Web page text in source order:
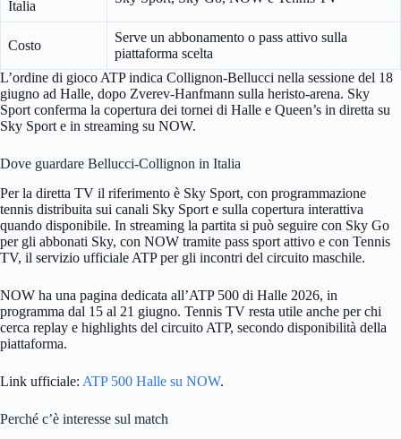
Italia
Costo
Serve un abbonamento o pass attivo sulla
piattaforma scelta
L’ordine di gioco ATP indica Collignon-Bellucci nella sessione del 18
giugno ad Halle, dopo Zverev-Hanfmann sulla heristo-arena. Sky
Sport conferma la copertura dei tornei di Halle e Queen’s in diretta su
Sky Sport e in streaming su NOW.
Dove guardare Bellucci-Collignon in Italia
Per la diretta TV il riferimento è Sky Sport, con programmazione
tennis distribuita sui canali Sky Sport e sulla copertura interattiva
quando disponibile. In streaming la partita si può seguire con Sky Go
per gli abbonati Sky, con NOW tramite pass sport attivo e con Tennis
TV, il servizio ufficiale ATP per gli incontri del circuito maschile.
NOW ha una pagina dedicata all’ATP 500 di Halle 2026, in
programma dal 15 al 21 giugno. Tennis TV resta utile anche per chi
cerca replay e highlights del circuito ATP, secondo disponibilità della
piattaforma.
Link ufficiale: ATP 500 Halle su NOW.
Perché c’è interesse sul match